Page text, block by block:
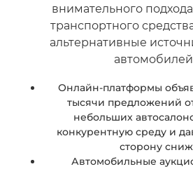
внимательного
транспортного
альтернативные
Онлайн-платформы
тысячи предложений
небольших
конкурентную среду и
сторону
Автомобильные